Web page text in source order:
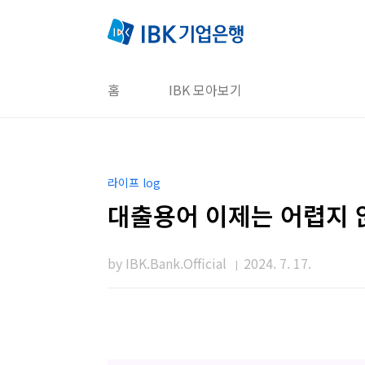
홈 IBK 모아보기
라이프 log
대출용어 이제는 어렵지
by IBK.Bank.Official 2024. 7. 17.